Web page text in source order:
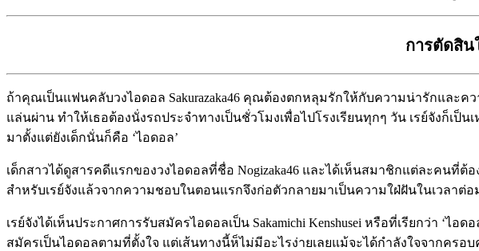
การตัดสิน
ถ้าคุณเป็นแฟนคลับวงไอดอล Sakurazaka46 คุณต้องตกหลุมรักให้กับความน่ารักและค
แล่นผ่าน ทำให้เธอต้องนั่งรถประจำทางเป็นชั่วโมงเพื่อไปโรงเรียนทุกๆ วัน เรย์จังก็เ
มาตั้งแต่ยังเด็กนั่นก็คือ ‘ไอดอล’
เด็กสาวได้ดูสารคดีแรกของวงไอดอลที่ชื่อ Nogizaka46 และได้เห็นสมาชิกแต่ละคนที่
สำหรับเรย์จังแล้วจากความชอบในตอนแรกจึงก่อตัวกลายมาเป็นความใฝ่ฝันในเวลาต่อ
เรย์จังได้เห็นประกาศการรับสมัครไอดอลเป็น Sakamichi Kenshusei หรือที่เรียกว่า ‘ไ
สมัครเป็นไอดอลตามที่ตั้งใจ แต่เส้นทางนี้ห็ไม่มีอะไรง่ายเลยแม้จะได้กำลังใจจากครอ